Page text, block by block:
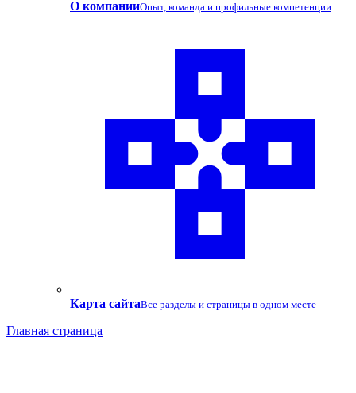
О компанииОпыт, команда и профильные компетенции
Карта сайтаВсе разделы и страницы в одном месте
Главная страница